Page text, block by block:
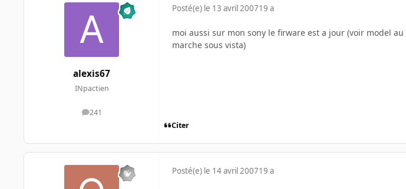
alexis67
INpactien
241
messages
Posté(e) le 13 avril 200719 a
moi aussi sur mon sony le firware est a jour (voir model
marche sous vista)
Citer
Posté(e) le 14 avril 200719 a